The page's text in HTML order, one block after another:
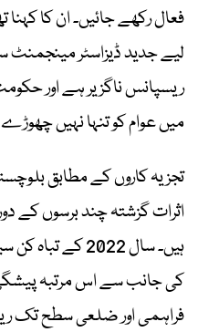
فعال رکھے جائیں۔ ان کا
لیے جدید ڈیزاسٹر مینجمنٹ
ریسپانس ناگزیر ہے اور
میں عوام کو تنہا نہیں
تجزیہ کاروں کے مطابق
اثرات گزشتہ چند برسوں کے
ہیں۔ سال 2022
کی جانب سے اس مرتبہ
فراہمی اور ضلعی سطح تک